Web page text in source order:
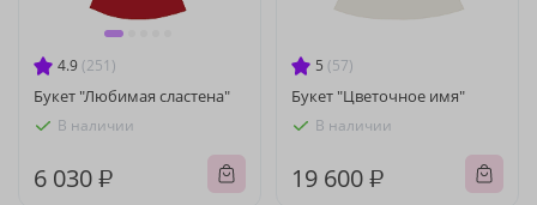
4.9 (251)
Букет "Любимая сластена"
В наличии
6 030 ₽
5 (57)
Букет "Цветочное имя"
В наличии
19 600 ₽